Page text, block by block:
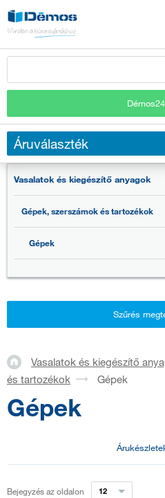
Áruválaszték
Vasalatok és kiegészítő anyagok
Gépek, szerszámok és tartozékok
Gépek
Szűrés
Vasalatok és kiegészítő
és tartozékok
Gépek
Gépek
Bejegyzés az oldalon 12